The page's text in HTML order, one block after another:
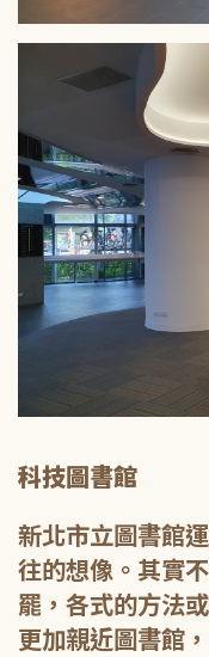
科技圖書館
新北市立圖書館
往的想像。其實
罷，各式的方法
更加親近圖書館